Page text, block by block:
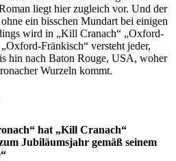
liegt hier zugleich vor. Und der
ein bisschen Mundart bei einigen
wird in „Kill Cranach“ „Oxford-
Fränkisch“ versteht jeder,
hin nach Baton Rouge, USA, woher
Wurzeln kommt.
hat „Kill Cranach“
Jubiläumsjahr gemäß seinem